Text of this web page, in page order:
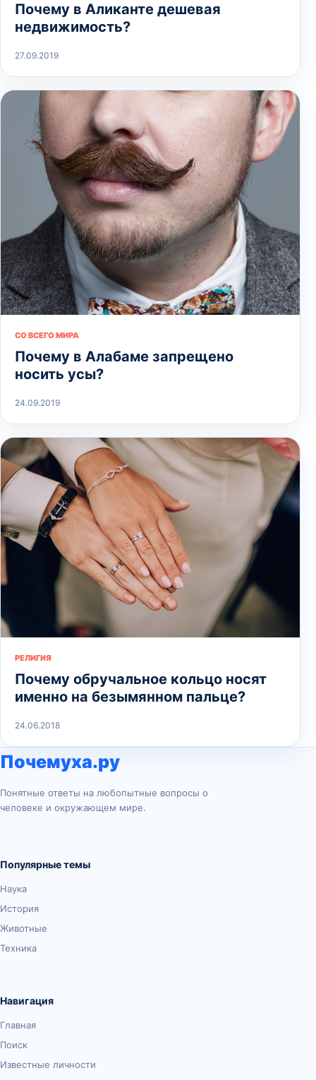
Почему в Аликанте дешевая
недвижимость?
27.09.2019
СО ВСЕГО МИРА
Почему в Алабаме запрещено
носить усы?
24.09.2019
РЕЛИГИЯ
Почему обручальное кольцо носят
именно на безымянном пальце?
24.06.2018
Почемуха.ру
Понятные ответы на любопытные вопросы о
человеке и окружающем мире.
Популярные темы
Наука
История
Животные
Техника
Навигация
Главная
Поиск
Известные личности